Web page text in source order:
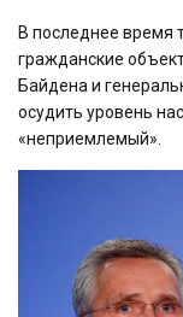
В последнее время
гражданские
Байдена и
осудить уровень
«неприемлемый».